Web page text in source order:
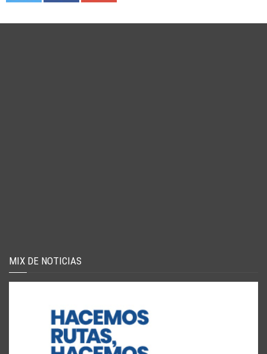
MIX DE NOTICIAS